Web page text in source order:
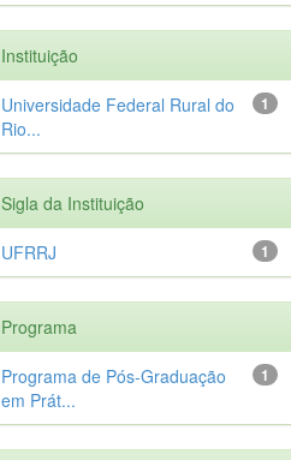
Instituição
1
Universidade Federal Rural do
Rio...
Sigla da Instituição
1
UFRRJ
Programa
1
Programa de Pós-Graduação
em Prát...